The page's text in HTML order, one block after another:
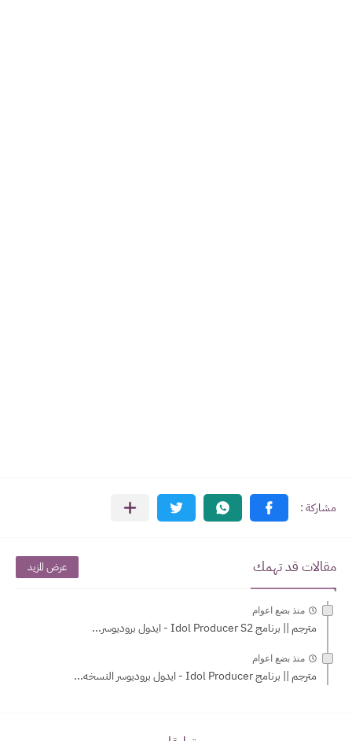
مقالات قد تهمك عرض المزيد
منذ بضع اعوام
مترجم || برنامج Idol Producer S2 - ايدول بروديوسر...
منذ بضع اعوام
مترجم || برنامج Idol Producer - ايدول بروديوسر النسخه...